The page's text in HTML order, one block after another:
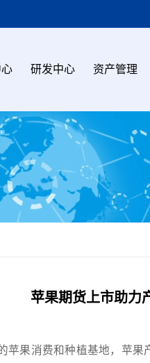
研发中心 资产管理
苹果期货上市助力
苹果消费和种植基地，苹